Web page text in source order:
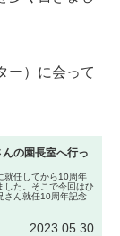
ー）に会って
の園長室へ行っ
就任してから10周年
した。そこで今回はひ
さん就任10周年記念
2023.05.30